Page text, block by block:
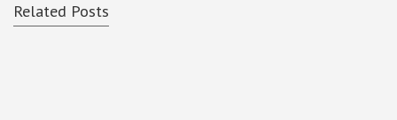
Related Posts